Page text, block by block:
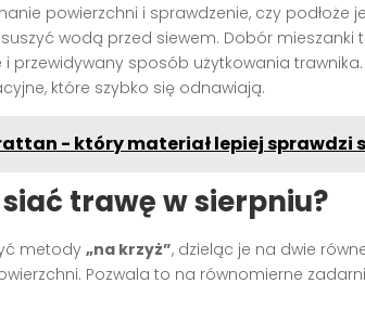
powierzchni i sprawdzenie, czy podłoże
wodą przed siewem. Dobór mieszanki
przewidywany sposób użytkowania
które szybko się odnawiają.
- który materiał lepiej sprawdzi
trawę w sierpniu?
metody „na krzyż”, dzieląc je na dwie
Pozwala to na równomierne